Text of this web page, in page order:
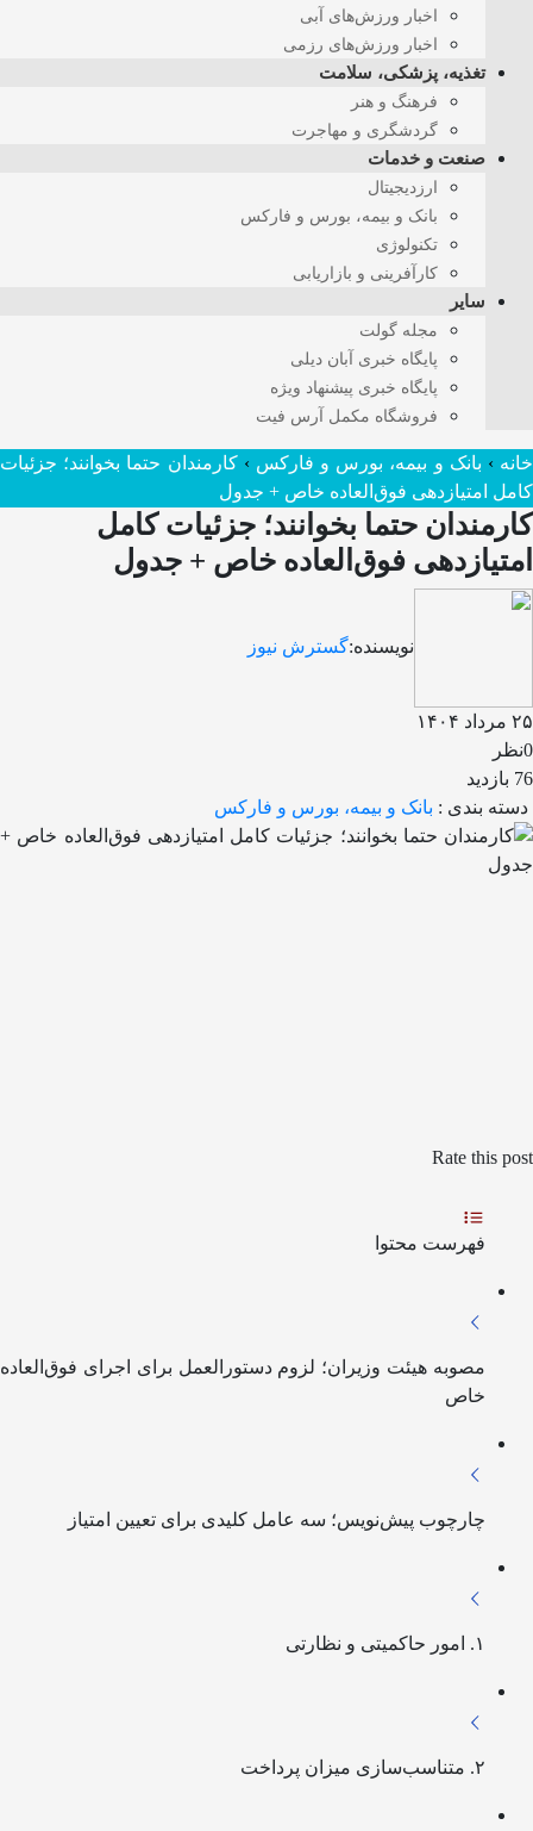
اخبار ورزش‌های آبی
اخبار ورزش‌های رزمی
تغذیه، پزشکی، سلامت
فرهنگ و هنر
گردشگری و مهاجرت
صنعت و خدمات
ارزدیجیتال
بانک و بیمه، بورس و فارکس
تکنولوژی
کارآفرینی و بازاریابی
سایر
مجله گولت
پایگاه خبری آبان دیلی
پایگاه خبری پیشنهاد ویژه
فروشگاه مکمل آرس فیت
خانه › بانک و بیمه، بورس و فارکس ›کارمندان حتما بخوانند؛ جزئیات
کامل امتیازدهی فوق‌العاده خاص + جدول
کارمندان حتما بخوانند؛ جزئیات کامل
امتیازدهی فوق‌العاده خاص + جدول
نویسنده:گسترش نیوز
۲۵ مرداد ۱۴۰۴
0نظر
76 بازدید
دسته بندی : بانک و بیمه، بورس و فارکس
Rate this post
فهرست محتوا
مصوبه هیئت وزیران؛ لزوم دستورالعمل برای اجرای فوق‌العاده
خاص
چارچوب پیش‌نویس؛ سه عامل کلیدی برای تعیین امتیاز
۱. امور حاکمیتی و نظارتی
۲. متناسب‌سازی میزان پرداخت